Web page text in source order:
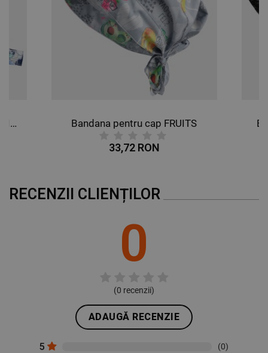
Bandana pentru cap BUTTERFLIES Bandana pentru cap FRUITS
33,72 RON
RECENZII CLIENȚILOR
0
(0 recenzii)
ADAUGĂ RECENZIE
5 (0)